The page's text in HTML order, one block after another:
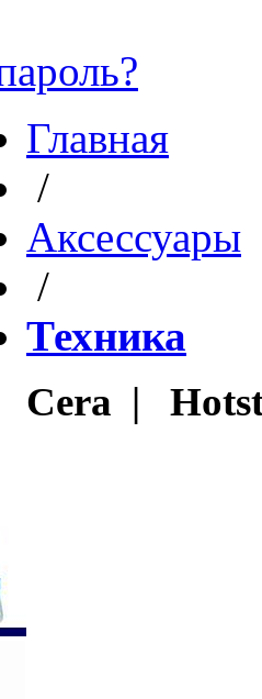
Главная
/
Aксессуары
/
Техника
Cera |